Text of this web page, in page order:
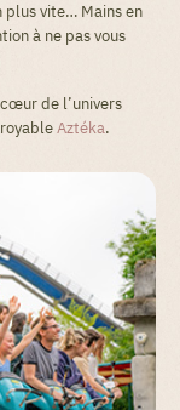
plus vite… Mains en
à ne pas vous
de l’univers
Aztéka.